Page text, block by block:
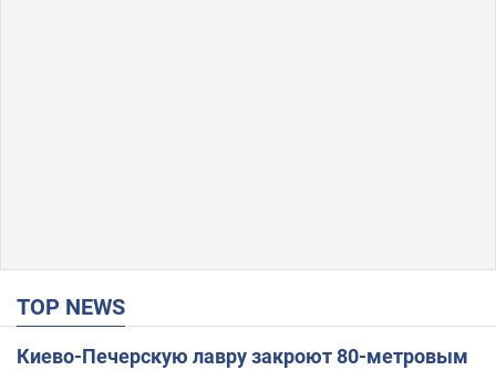
TOP NEWS
Киево-Печерскую лавру закроют 80-метровым